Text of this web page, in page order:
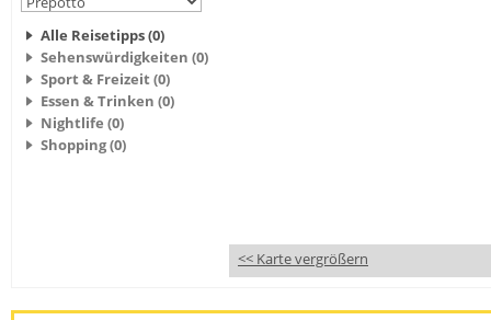
Alle Reisetipps (0)
Sehenswürdigkeiten (0)
Sport & Freizeit (0)
Essen & Trinken (0)
Nightlife (0)
Shopping (0)
<< Karte vergrößern